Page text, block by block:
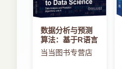
数据分析与预测
算法：基于R语言
当当图书专营店